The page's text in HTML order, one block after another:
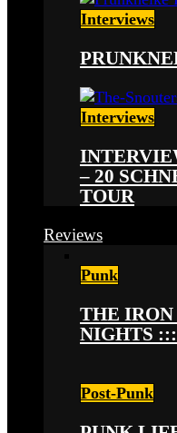
Interviews
Interviews
– 20
TOUR
Reviews
Punk
THE IRON
NIGHTS
Post-Punk